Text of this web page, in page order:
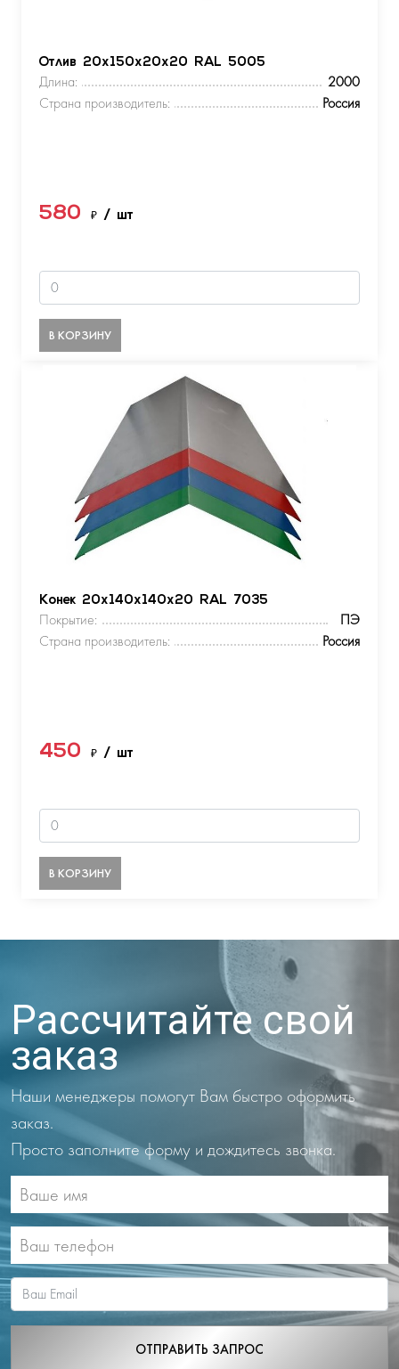
Отлив 20х150х20х20 RAL 5005
Длина:
2000
Страна производитель:
Россия
580 ₽ / шт
В КОРЗИНУ
Конек 20х140х140х20 RAL 7035
Покрытие:
ПЭ
Страна производитель:
Россия
450 ₽ / шт
В КОРЗИНУ
Рассчитайте свой
заказ
Наши менеджеры помогут Вам быстро оформить
заказ.
Просто заполните форму и дождитесь звонка.
ОТПРАВИТЬ ЗАПРОС